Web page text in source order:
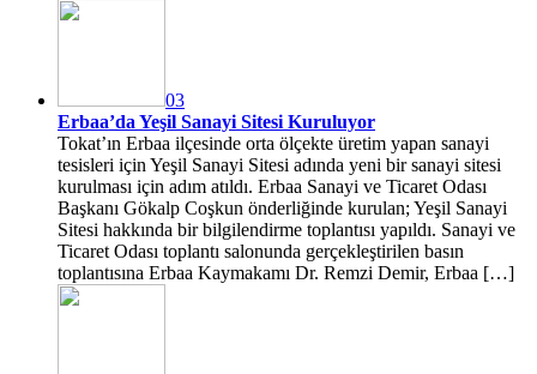
03
Erbaa’da Yeşil Sanayi Sitesi Kuruluyor
Tokat’ın Erbaa ilçesinde orta ölçekte üretim yapan sanayi
tesisleri için Yeşil Sanayi Sitesi adında yeni bir sanayi sitesi
kurulması için adım atıldı. Erbaa Sanayi ve Ticaret Odası
Başkanı Gökalp Coşkun önderliğinde kurulan; Yeşil Sanayi
Sitesi hakkında bir bilgilendirme toplantısı yapıldı. Sanayi ve
Ticaret Odası toplantı salonunda gerçekleştirilen basın
toplantısına Erbaa Kaymakamı Dr. Remzi Demir, Erbaa […]